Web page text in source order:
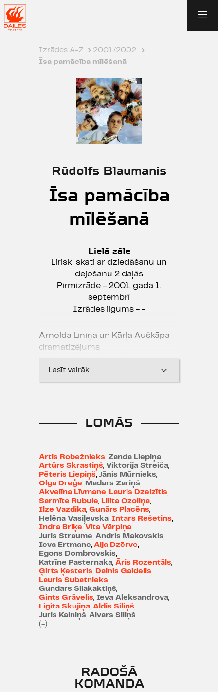
Izrādes A-Z › 2001./2002. ›
Īsa pamācība mīlēšanā
Rūdolfs Blaumanis
Īsa pamācība
mīlēšanā
Lielā zāle
Liriski skati ar dziedāšanu un
dejošanu 2 daļās
Pirmizrāde - 2001. gada 1.
septembrī
Izrādes ilgums - -
Arnolda Liniņa un Kārļa Auškāpa
dramatizējums
Jura Vaivoda aranžējums un
mūzikas režija
Viļņu Jānim pienācis laiks apņemt
sievu. Taču - kā lai uzzina, kura
klausoties, tam aizkrīt ausis, un šī
ķibele izrādās labs iegansts, lai
izzinātu daiļo mātes meitu īstos
tikumus un patiesos nolūkus. Tā
nu viņš brauc līgavu lūkoties, gluži
vai kurls būdams, tomēr izrādās
dzirdīgāks, nekā vienai otrai
precību kandidātei gribētos... Anni,
izrādās, apsēdis slinkuma
netikums, Marijas prāts gan tiecas
pēc Jāņa, taču sirds paliek iepakaļ.
Rozāles un Amāles nekautrība
biklo precinieku burtiski nogāž gar
zemi, bet Alīdas gultu jau tobrīd
ieņēmis kāds cits... Kā sastapt to
brīnumzālīti. Bet kas ir jāatrod, lai
sastaptu mīlestību? Par to arī būs
Lasīt vairāk
LOMĀS
Artis Robežnieks, Zanda Liepiņa,
Artūrs Skrastiņš, Viktorija Streiča,
Pēteris Liepiņš, Jānis Mūrnieks,
Olga Dreģe, Madars Zariņš,
Akvelīna Līvmane, Lauris Dzelzītis,
Sarmīte Rubule, Lilita Ozoliņa,
Ilze Vazdika, Gunārs Placēns,
Helēna Vasiļevska, Intars Rešetins,
Indra Briķe, Vita Vārpiņa,
Juris Straume, Andris Makovskis,
Ieva Ertmane, Aija Dzērve,
Egons Dombrovskis,
Katrīne Pasternaka, Āris Rozentāls,
Ģirts Ķesteris, Dainis Gaidelis,
Lauris Subatnieks,
Gundars Silakaktiņš,
Gints Grāvelis, Ieva Aleksandrova,
Ligita Skujiņa, Aldis Siliņš,
Juris Kalniņš, Aivars Siliņš
(-)
RADOŠĀ
KOMANDA